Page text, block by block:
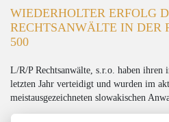
WIEDERHOLTER ERFOLG
RECHTSANWÄLTE IN DER
500
L/R/P Rechtsanwälte, s.r.o. haben ihren
letzten Jahr verteidigt und wurden im
meistausgezeichneten slowakischen